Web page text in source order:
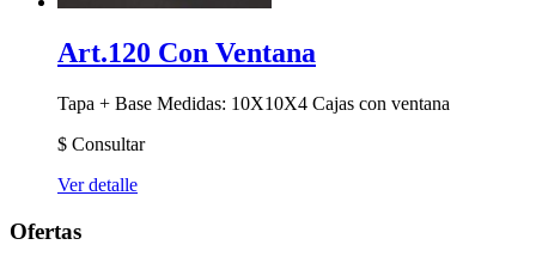
Art.120 Con Ventana
Tapa + Base Medidas: 10X10X4 Cajas con ventana
$ Consultar
Ver detalle
Ofertas